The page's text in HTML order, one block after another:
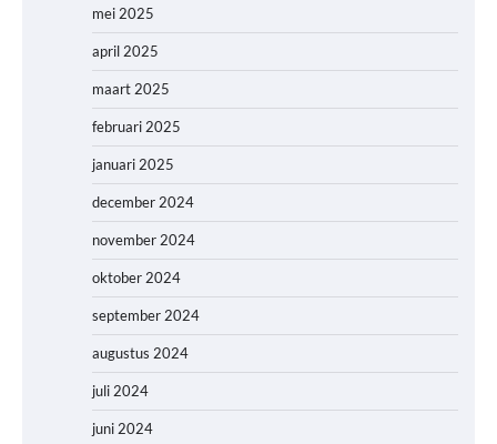
mei 2025
april 2025
maart 2025
februari 2025
januari 2025
december 2024
november 2024
oktober 2024
september 2024
augustus 2024
juli 2024
juni 2024